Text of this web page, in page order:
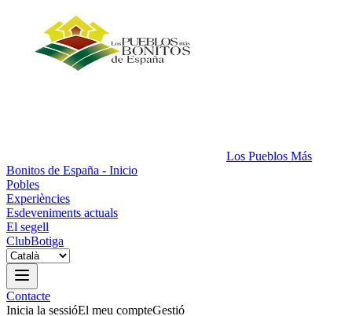
Los Pueblos Más
Bonitos de España - Inicio
Pobles
Experiències
Esdeveniments actuals
El segell
ClubBotiga
Contacte
Inicia la sessióEl meu compteGestió